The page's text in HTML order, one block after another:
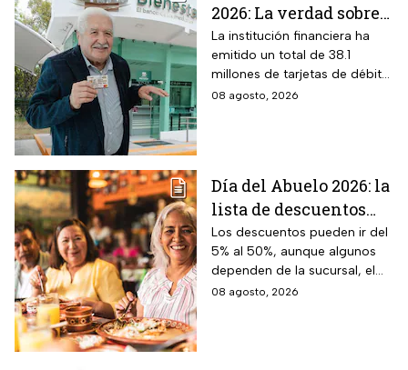
2026: La verdad sobre
entrar a Buró de
Crédito por tenerla
La institución financiera ha
emitido un total de 38.1
millones de tarjetas de débito
para la dispersión de los
08 agosto, 2026
Día del Abuelo 2026: la
lista de descuentos
con tu credencial
INAPAM en
restaurantes,
transporte y tiendas
Los descuentos pueden ir del
5% al 50%, aunque algunos
dependen de la sucursal, el
servicio y los lugares
08 agosto, 2026